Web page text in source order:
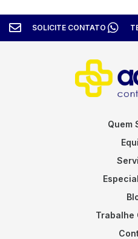
SOLICITE CONTATO
Quem
Trabalhe